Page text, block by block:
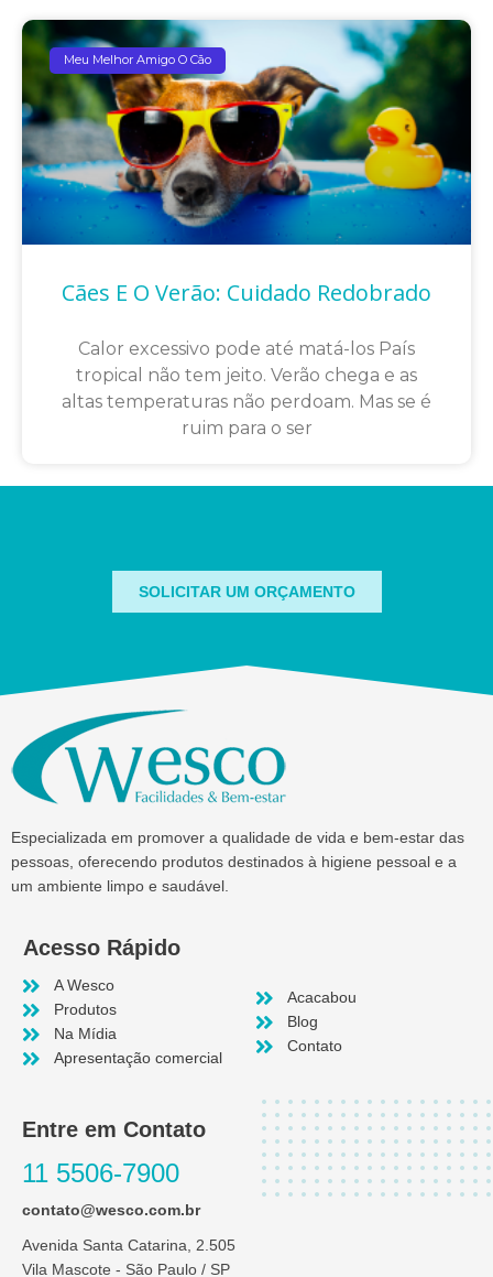
Meu Melhor Amigo O Cão
Cães E O Verão: Cuidado Redobrado
Calor excessivo pode até matá-los País
tropical não tem jeito. Verão chega e as
altas temperaturas não perdoam. Mas se é
ruim para o ser
SOLICITAR UM ORÇAMENTO
Especializada em promover a qualidade de vida e bem-estar das
pessoas, oferecendo produtos destinados à higiene pessoal e a
um ambiente limpo e saudável.
Acesso Rápido
A Wesco
Produtos
Na Mídia
Apresentação comercial
Acacabou
Blog
Contato
Entre em Contato
11 5506-7900
contato@wesco.com.br
Avenida Santa Catarina, 2.505
Vila Mascote - São Paulo / SP